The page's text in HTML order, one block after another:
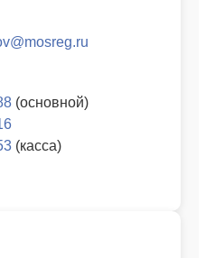
(основной)
(касса)